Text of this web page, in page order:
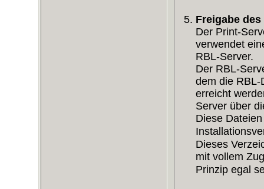
Freigabe
Der Print-
verwendet
RBL-Server.
Der RBL-
dem die
erreicht
Server über
Diese
Dieses
mit vollem
Prinzip egal